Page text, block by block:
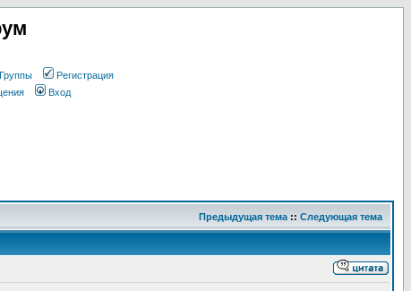
Группы
Регистрация
Вход
Предыдущая тема :: Следующая тема